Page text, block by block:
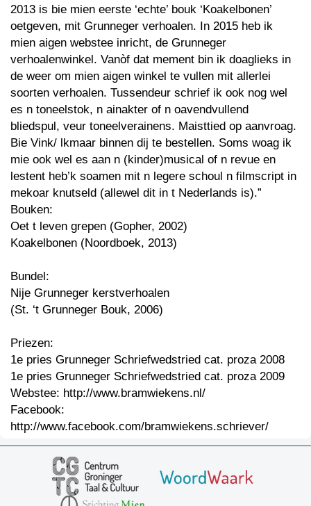
2013 is bie mien eerste ‘echte’ bouk ‘Koakelbonen’
oetgeven, mit Grunneger verhoalen. In 2015 heb ik
mien aigen webstee inricht, de Grunneger
verhoalenwinkel. Vanòf dat mement bin ik doaglieks in
de weer om mien aigen winkel te vullen mit allerlei
soorten verhoalen. Tussendeur schrief ik ook nog wel
es n toneelstok, n ainakter of n oavendvullend
bliedspul, veur toneelverainens. Maisttied op aanvroag.
Bie Vink/ lkmaar binnen dij te bestellen. Soms woag ik
mie ook wel es aan n (kinder)musical of n revue en
lestent heb’k soamen mit n legere schoul n filmscript in
mekoar knutseld (allewel dit in t Nederlands is).”
Bouken:
Oet t leven grepen (Gopher, 2002)
Koakelbonen (Noordboek, 2013)
Bundel:
Nije Grunneger kerstverhoalen
(St. ‘t Grunneger Bouk, 2006)
Priezen:
1e pries Grunneger Schriefwedstried cat. proza 2008
1e pries Grunneger Schriefwedstried cat. proza 2009
Webstee: http://www.bramwiekens.nl/
Facebook:
http://www.facebook.com/bramwiekens.schriever/